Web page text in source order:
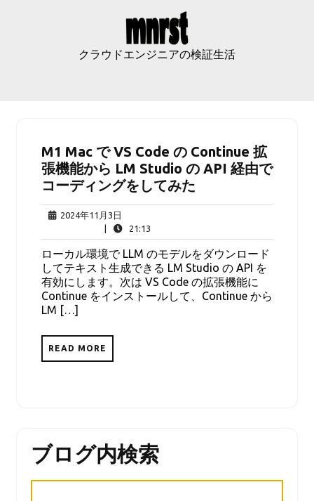
クラウドエンジニアの検証生活
M1 Mac で VS Code の Continue 拡
張機能から LM Studio の API 経由で
コーディングをしてみた
2024年11月3日
年
11
月
3
日
21:13
ローカル環境で LLM のモデルをダウンロード
してテキスト生成できる LM Studio の API を
有効にします。次は VS Code の拡張機能に
Continue をインストールして、Continue から
LM […]
READ MORE
ブログ内検索